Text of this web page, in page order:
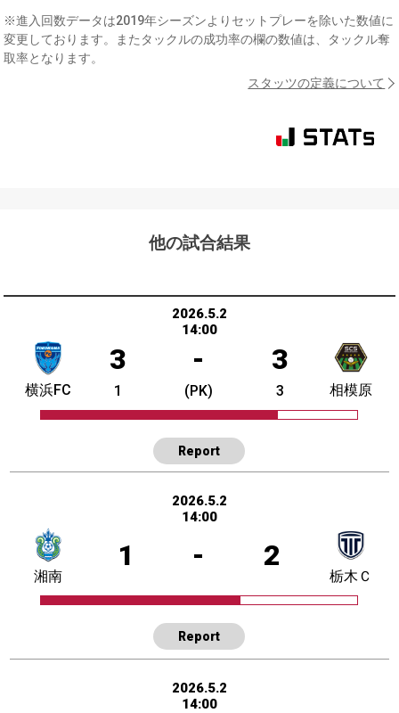
※進入回数データは2019年シーズンよりセットプレーを除いた数値に
変更しております。またタックルの成功率の欄の数値は、タックル奪
取率となります。
スタッツの定義について
他の試合結果
2026.5.2
14:00
3 - 3
横浜FC 1 (PK) 3 相模原
Report
2026.5.2
14:00
1 - 2
湘南 栃木Ｃ
Report
2026.5.2
14:00